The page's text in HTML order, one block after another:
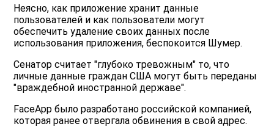
Неясно, как приложение хранит данные
пользователей и как пользователи могут
обеспечить удаление своих данных после
использования приложения, беспокоится Шумер.
Сенатор считает "глубоко тревожным" то, что
личные данные граждан США могут быть переданы
"враждебной иностранной державе".
FaceApp было разработано российской компанией,
которая ранее отвергала обвинения в свой адрес.